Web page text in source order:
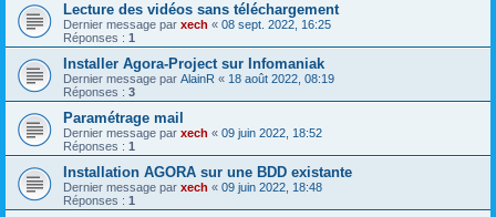
Lecture des vidéos sans téléchargement
Dernier message par xech « 08 sept. 2022, 16:25
Réponses : 1
Installer Agora-Project sur Infomaniak
Dernier message par AlainR « 18 août 2022, 08:19
Réponses : 3
Paramétrage mail
Dernier message par xech « 09 juin 2022, 18:52
Réponses : 1
Installation AGORA sur une BDD existante
Dernier message par xech « 09 juin 2022, 18:48
Réponses : 1